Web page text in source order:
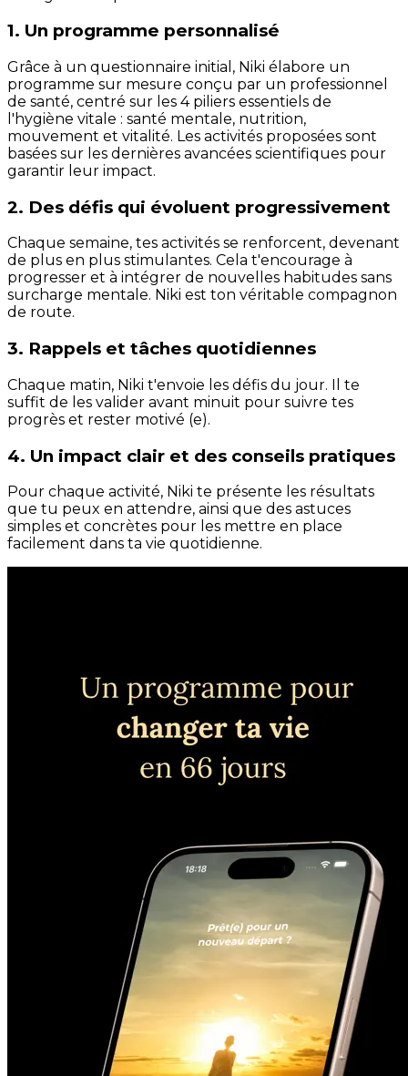
1. Un programme personnalisé
Grâce à un questionnaire initial, Niki élabore un
programme sur mesure conçu par un professionnel
de santé, centré sur les 4 piliers essentiels de
l'hygiène vitale : santé mentale, nutrition,
mouvement et vitalité. Les activités proposées sont
basées sur les dernières avancées scientifiques pour
garantir leur impact.
2. Des défis qui évoluent progressivement
Chaque semaine, tes activités se renforcent, devenant
de plus en plus stimulantes. Cela t'encourage à
progresser et à intégrer de nouvelles habitudes sans
surcharge mentale. Niki est ton véritable compagnon
de route.
3. Rappels et tâches quotidiennes
Chaque matin, Niki t'envoie les défis du jour. Il te
suffit de les valider avant minuit pour suivre tes
progrès et rester motivé (e).
4. Un impact clair et des conseils pratiques
Pour chaque activité, Niki te présente les résultats
que tu peux en attendre, ainsi que des astuces
simples et concrètes pour les mettre en place
facilement dans ta vie quotidienne.